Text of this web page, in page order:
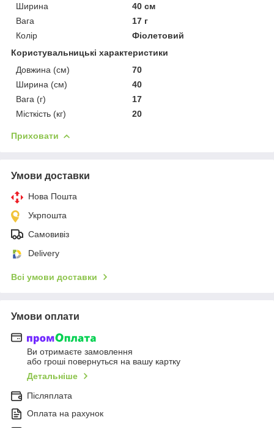
Ширина
40 см
Вага
17 г
Колір
Фіолетовий
Користувальницькі характеристики
Довжина (см)
70
Ширина (см)
40
Вага (г)
17
Місткість (кг)
20
Приховати
Умови доставки
Нова Пошта
Укрпошта
Самовивіз
Delivery
Всі умови доставки
Умови оплати
Ви отримаєте замовлення
або гроші повернуться на вашу картку
Детальніше
Післяплата
Оплата на рахунок